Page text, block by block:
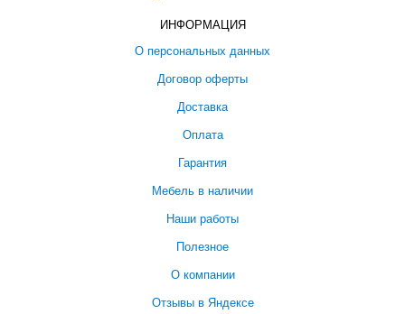
ИНФОРМАЦИЯ
О персональных данных
Договор оферты
Доставка
Оплата
Гарантия
Мебель в наличии
Наши работы
Полезное
О компании
Отзывы в Яндексе